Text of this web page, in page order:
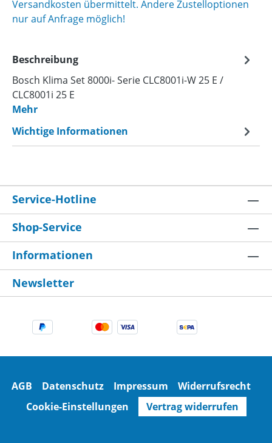
Versandkosten übermittelt. Andere Zustelloptionen
nur auf Anfrage möglich!
Beschreibung
Bosch Klima Set 8000i- Serie CLC8001i-W 25 E /
CLC8001i 25 E
Mehr
Wichtige Informationen
Service-Hotline
Shop-Service
Informationen
Newsletter
AGB Datenschutz Impressum
Widerrufsrecht
Cookie-Einstellungen
Vertrag widerrufen